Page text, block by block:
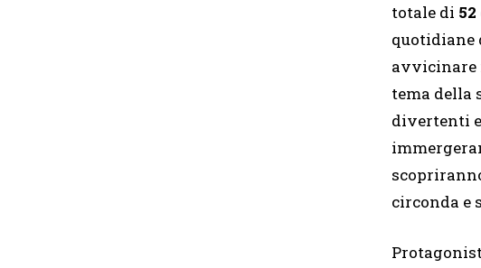
totale di
quotidiane
avvicinare
tema della
divertenti
circonda e